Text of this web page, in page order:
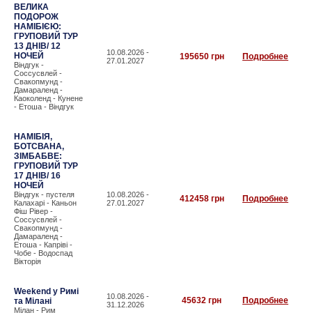
ВЕЛИКА
ПОДОРОЖ
НАМІБІЄЮ:
ГРУПОВИЙ ТУР
13 ДНІВ/ 12
НОЧЕЙ
Віндгук -
Соссусвлей -
Свакопмунд -
Дамараленд -
Каоколенд - Кунене
- Етоша - Віндгук
10.08.2026 -
27.01.2027
195650 грн Подробнее
НАМІБІЯ,
БОТСВАНА,
ЗІМБАБВЕ:
ГРУПОВИЙ ТУР
17 ДНІВ/ 16
НОЧЕЙ
Віндгук - пустеля
Калахарі - Каньон
Фіш Рівер -
Соссусвлей -
Свакопмунд -
Дамараленд -
Етоша - Капріві -
Чобе - Водоспад
Вікторія
10.08.2026 -
27.01.2027
412458 грн Подробнее
Weekend у Римі
та Мілані
Мілан - Рим
10.08.2026 -
31.12.2026
45632 грн Подробнее